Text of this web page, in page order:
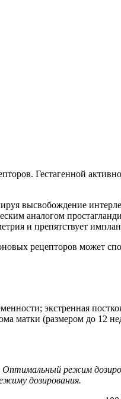
Гестагенной
высвобождение
аналогом
и препятствует
рецепторов может
экстренная
матки (размером до 12
режим
дозирования.